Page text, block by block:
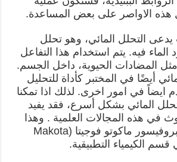
الاواصر على بعض المساعدة.
يدعى التحلل المائي، وهو تحلل
الماء فيه. يتم استخدام هذا التفاعل
المضادات الحيوية، داخل الجسم.
أيضًا في المختبر كأداة للتحليل
ايضاً في امور اخرى. لذلك اذا تمكنا
المائي بشكل أسرع، فقد يفيد
في هذه المجالات العلمية . وهذا
بالضبط ما فعله البروفيسور ماكوتو فوجيتا (Makota